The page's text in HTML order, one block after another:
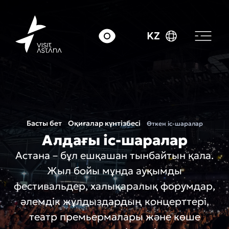
KZ
Басты бет Оқиғалар күнтізбесі Өткен іс-шаралар
Алдағы іс-шаралар
Астана – бұл ешқашан тынбайтын қала.
Жыл бойы мұнда ауқымды
фестивальдер, халықаралық форумдар,
әлемдік жұлдыздардың концерттері,
театр премьермалары және көше